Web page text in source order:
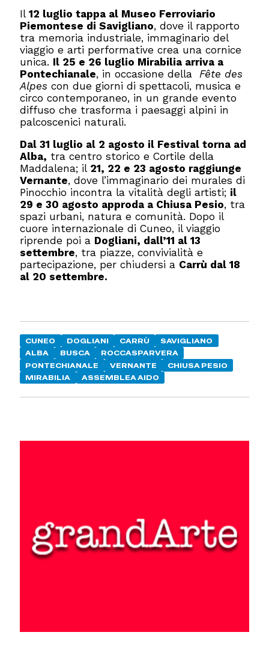
Il12 luglio tappa al Museo Ferroviario
Piemontese di Savigliano, dove il rapporto
tra memoria industriale, immaginario del
viaggio e arti performative crea una cornice
unica. Il 25 e 26 luglio Mirabilia arriva a
Pontechianale, in occasione della Fête des
Alpes con due giorni di spettacoli, musica e
circo contemporaneo, in un grande evento
diffuso che trasforma i paesaggi alpini in
palcoscenici naturali.
Dal 31 luglio al 2 agosto il Festival torna ad
Alba, tra centro storico e Cortile della
Maddalena; il 21, 22 e 23 agosto raggiunge
Vernante, dove l’immaginario dei murales di
Pinocchio incontra la vitalità degli artisti; il
29 e 30 agosto approda a Chiusa Pesio, tra
spazi urbani, natura e comunità. Dopo il
cuore internazionale di Cuneo, il viaggio
riprende poi a Dogliani, dall’11 al 13
settembre, tra piazze, convivialità e
partecipazione, per chiudersi a Carrù dal 18
al 20 settembre.
CUNEO DOGLIANI CARRÙ
SAVIGLIANO
ALBA
BUSCA
ROCCASPARVERA
PONTECHIANALE
VERNANTE
CHIUSA PESIO
MIRABILIA
ASSEMBLEA AIDO